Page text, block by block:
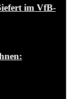
im VfB-